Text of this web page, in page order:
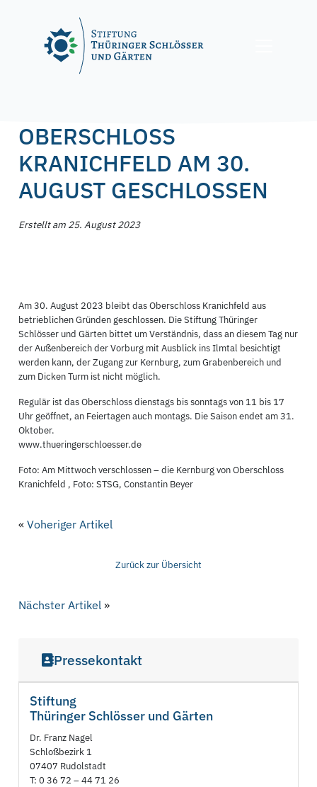
OBERSCHLOSS
KRANICHFELD AM 30.
AUGUST GESCHLOSSEN
Erstellt am 25. August 2023
Am 30. August 2023 bleibt das Oberschloss Kranichfeld aus
betrieblichen Gründen geschlossen. Die Stiftung Thüringer
Schlösser und Gärten bittet um Verständnis, dass an diesem Tag nur
der Außenbereich der Vorburg mit Ausblick ins Ilmtal besichtigt
werden kann, der Zugang zur Kernburg, zum Grabenbereich und
zum Dicken Turm ist nicht möglich.
Regulär ist das Oberschloss dienstags bis sonntags von 11 bis 17
Uhr geöffnet, an Feiertagen auch montags. Die Saison endet am 31.
Oktober.
www.thueringerschloesser.de
Foto: Am Mittwoch verschlossen – die Kernburg von Oberschloss
Kranichfeld , Foto: STSG, Constantin Beyer
«Voheriger Artikel
Zurück zur Übersicht
Nächster Artikel »
Pressekontakt
Stiftung
Thüringer Schlösser und Gärten
Dr. Franz Nagel
Schloßbezirk 1
07407 Rudolstadt
T: 0 36 72 – 44 71 26